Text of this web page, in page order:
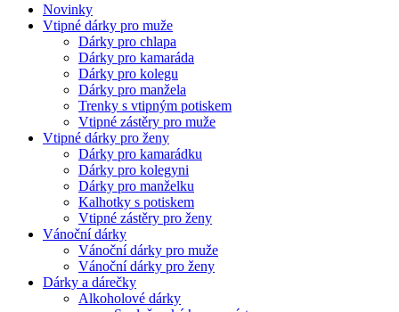
Novinky
Vtipné dárky pro muže
Dárky pro chlapa
Dárky pro kamaráda
Dárky pro kolegu
Dárky pro manžela
Trenky s vtipným potiskem
Vtipné zástěry pro muže
Vtipné dárky pro ženy
Dárky pro kamarádku
Dárky pro kolegyni
Dárky pro manželku
Kalhotky s potiskem
Vtipné zástěry pro ženy
Vánoční dárky
Vánoční dárky pro muže
Vánoční dárky pro ženy
Dárky a dárečky
Alkoholové dárky